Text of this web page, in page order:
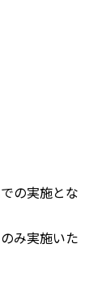
の実施とな
み実施いた